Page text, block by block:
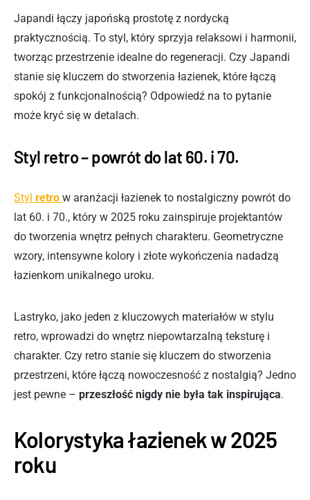
Japandi łączy japońską prostotę z nordycką
praktycznością. To styl, który sprzyja relaksowi i harmonii,
tworząc przestrzenie idealne do regeneracji. Czy Japandi
stanie się kluczem do stworzenia łazienek, które łączą
spokój z funkcjonalnością? Odpowiedź na to pytanie
może kryć się w detalach.
Styl retro – powrót do lat 60. i 70.
Styl retro w aranżacji łazienek to nostalgiczny powrót do
lat 60. i 70., który w 2025 roku zainspiruje projektantów
do tworzenia wnętrz pełnych charakteru. Geometryczne
wzory, intensywne kolory i złote wykończenia nadadzą
łazienkom unikalnego uroku.
Lastryko, jako jeden z kluczowych materiałów w stylu
retro, wprowadzi do wnętrz niepowtarzalną teksturę i
charakter. Czy retro stanie się kluczem do stworzenia
przestrzeni, które łączą nowoczesność z nostalgią? Jedno
jest pewne – przeszłość nigdy nie była tak inspirująca.
Kolorystyka łazienek w 2025
roku